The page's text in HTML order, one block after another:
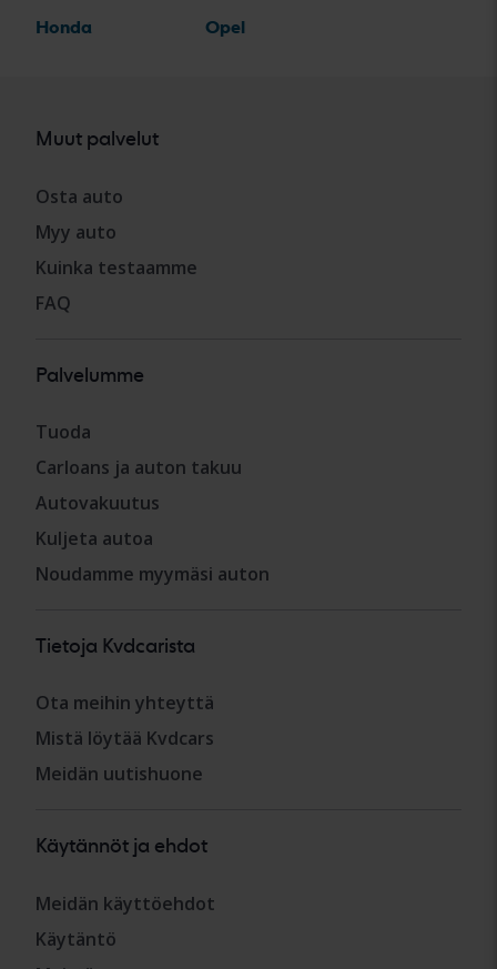
Honda
Opel
Muut palvelut
Osta auto
Myy auto
Kuinka testaamme
FAQ
Palvelumme
Tuoda
Carloans ja auton takuu
Autovakuutus
Kuljeta autoa
Noudamme myymäsi auton
Tietoja Kvdcarista
Ota meihin yhteyttä
Mistä löytää Kvdcars
Meidän uutishuone
Käytännöt ja ehdot
Meidän käyttöehdot
Käytäntö